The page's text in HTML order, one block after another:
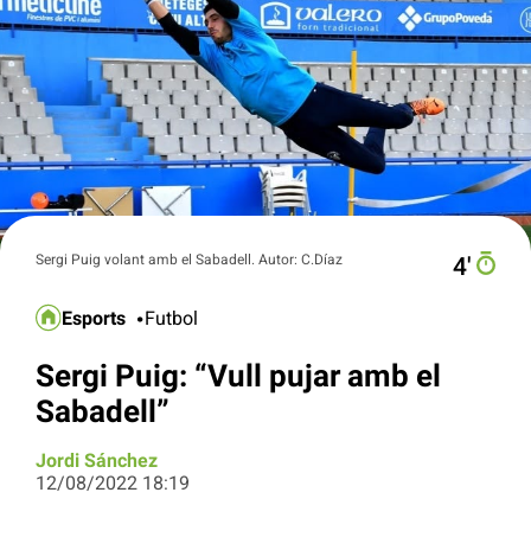
Sergi Puig volant amb el Sabadell. Autor: C.Díaz 4′
Esports Futbol
Sergi Puig: “Vull pujar amb el
Sabadell”
Jordi Sánchez
12/08/2022 18:19